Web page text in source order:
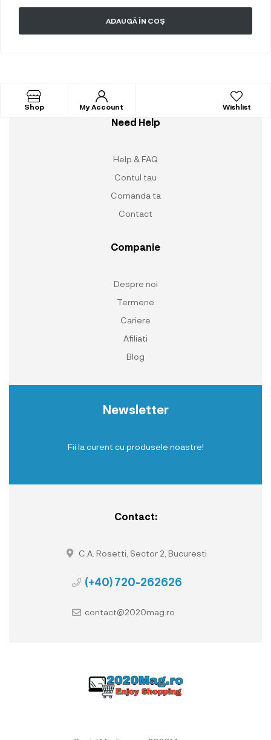
ADAUGĂ ÎN COȘ
Shop My Account Wishlist
Need Help
Help & FAQ
Contul tau
Comanda ta
Contact
Companie
Despre noi
Termene
Cariere
Afiliati
Blog
Newsletter
Fii la curent cu produsele noastre!
Contact:
C.A. Rosetti, Sector 2, Bucuresti
(+40) 720-262626
contact@2020mag.ro